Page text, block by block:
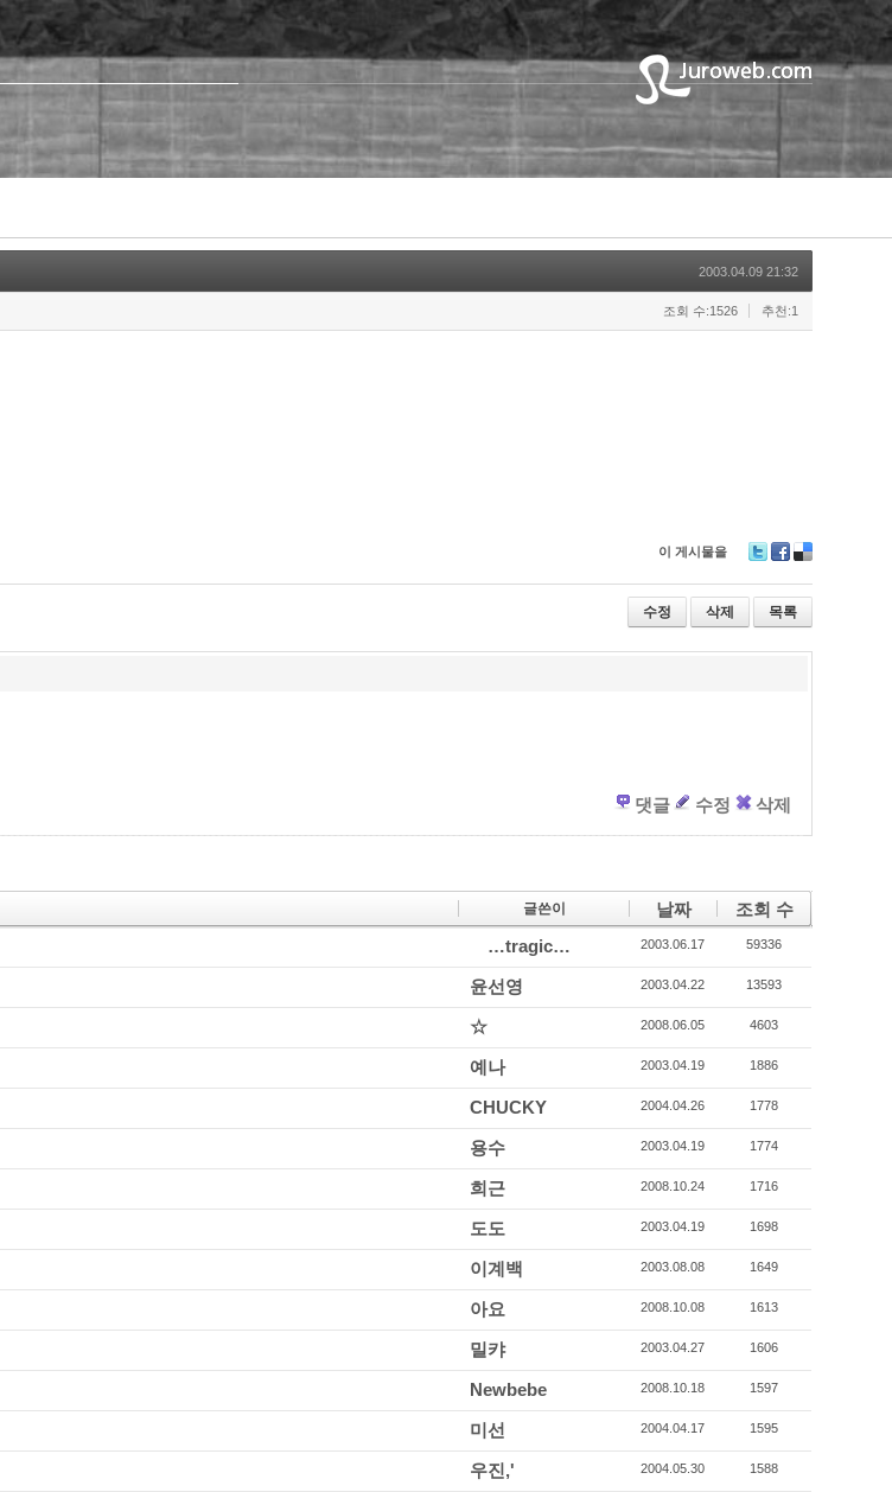
2003.04.09 21:32
조회 수:1526 추천:1
이 게시물을
wi
er
ac
e
b
eli
ci
o
수정 삭제 목록
댓글 수정 삭제
글쓴이 날짜 조회 수
…tragic… 2003.06.17 59336
윤선영 2003.04.22 13593
☆ 2008.06.05 4603
예나 2003.04.19 1886
CHUCKY 2004.04.26 1778
용수 2003.04.19 1774
희근 2008.10.24 1716
도도 2003.04.19 1698
이계백 2003.08.08 1649
아요 2008.10.08 1613
밀캬 2003.04.27 1606
Newbebe 2008.10.18 1597
미선 2004.04.17 1595
우진,' 2004.05.30 1588